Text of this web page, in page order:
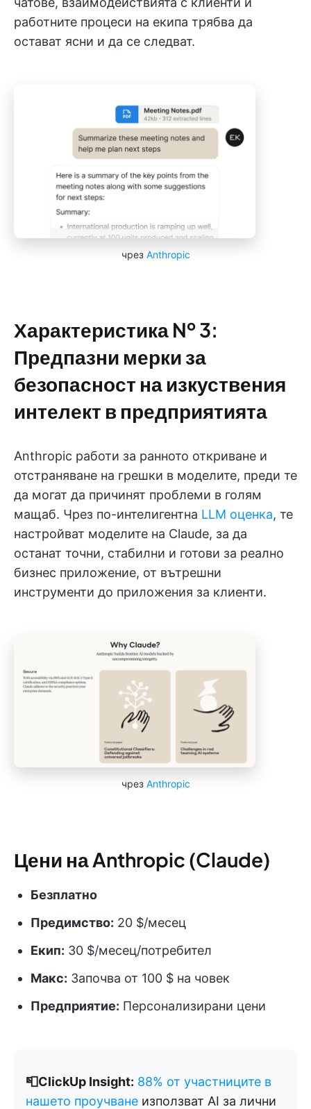
работните процеси на екипа трябва да
остават ясни и да се следват.
чрез Anthropic
Характеристика № 3:
Предпазни мерки за
безопасност на изкуствения
интелект в предприятията
Anthropic работи за ранното откриване и
отстраняване на грешки в моделите, преди те
да могат да причинят проблеми в голям
мащаб. Чрез по-интелигентна LLM оценка, те
настройват моделите на Claude, за да
останат точни, стабилни и готови за реално
бизнес приложение, от вътрешни
инструменти до приложения за клиенти.
чрез Anthropic
Цени на Anthropic (Claude)
Безплатно
Предимство: 20 $/месец
Екип: 30 $/месец/потребител
Макс: Започва от 100 $ на човек
Предприятие: Персонализирани цени
📮ClickUp Insight: 88% от участниците в
нашето проучване използват AI за лични